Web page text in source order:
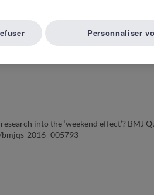
de recherches
into the ‘weekend effect’? BMJ
2016- 005793
Personnaliser